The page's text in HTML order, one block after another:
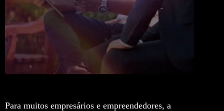
Para muitos empresários e empreendedores, a